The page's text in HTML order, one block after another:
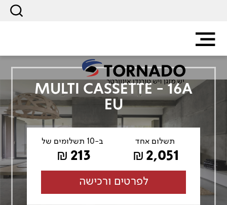
MULTI CASSETTE - 16A
EU
תשלום אחד
₪ 2,051
ב-10 תשלומים של
₪ 213
לפרטים ורכישה